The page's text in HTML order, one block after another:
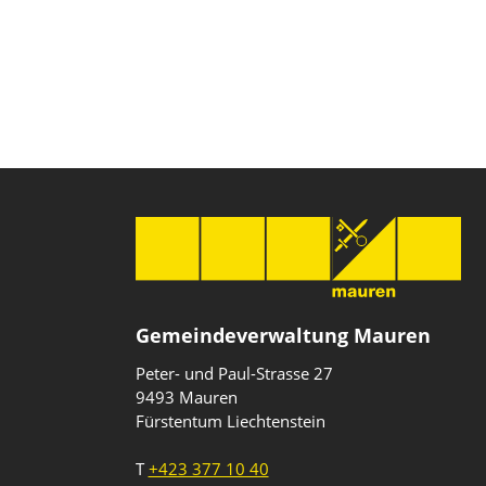
Gemeindeverwaltung Mauren
Peter- und Paul-Strasse 27
9493 Mauren
Fürstentum Liechtenstein
T+423 377 10 40